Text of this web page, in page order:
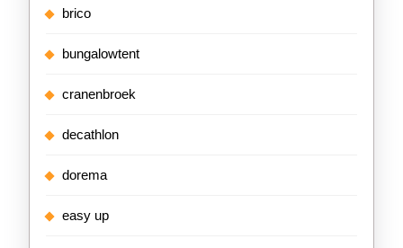
brico
bungalowtent
cranenbroek
decathlon
dorema
easy up